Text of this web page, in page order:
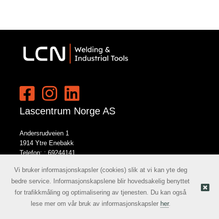
Lascentrum Norge AS
Andersrudveien 1
1914 Ytre Enebakk
Telefon: : 69244141
© Lascentrum Norge AS |Nettbutikk levert av Kréatif
Vi bruker informasjonskapsler (cookies) slik at vi kan yte deg
bedre service. Informasjonskapslene blir hovedsakelig benyttet
for trafikkmåling og optimalisering av tjenesten. Du kan også
lese mer om vår bruk av informasjonskapsler her.